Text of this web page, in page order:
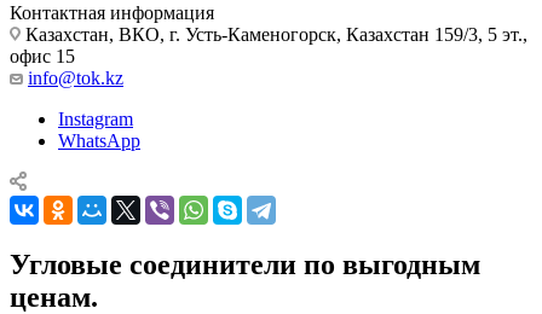
Контактная информация
Казахстан, ВКО, г. Усть-Каменогорск, Казахстан 159/3, 5 эт.,
офис 15
info@tok.kz
Instagram
WhatsApp
Угловые соединители по выгодным
ценам.